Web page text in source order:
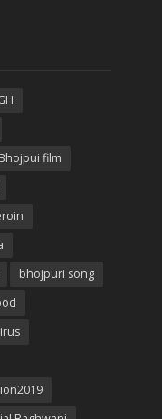
Bhojpui film
bhojpuri song